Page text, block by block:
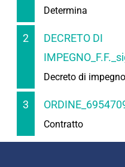
Determina
2
DECRETO DI
Decreto di impegno
3
Contratto